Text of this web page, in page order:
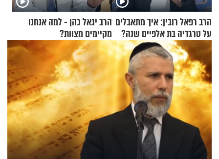
הרב רפאל רובין: איך מתאבלים
על טרגדיה בת אלפיים שנה?
הרב יגאל כהן - למה אנחנו
מקיימים מצוות?